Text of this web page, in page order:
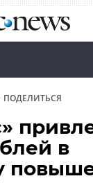
ПОДЕЛИТЬСЯ
в